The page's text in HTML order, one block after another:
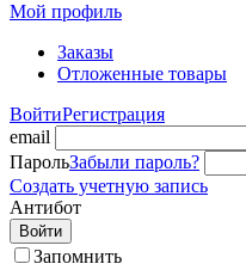
Мой профиль
Заказы
Отложенные товары
ВойтиРегистрация
email
ПарольЗабыли пароль?
Создать учетную запись
Антибот
Войти
Запомнить